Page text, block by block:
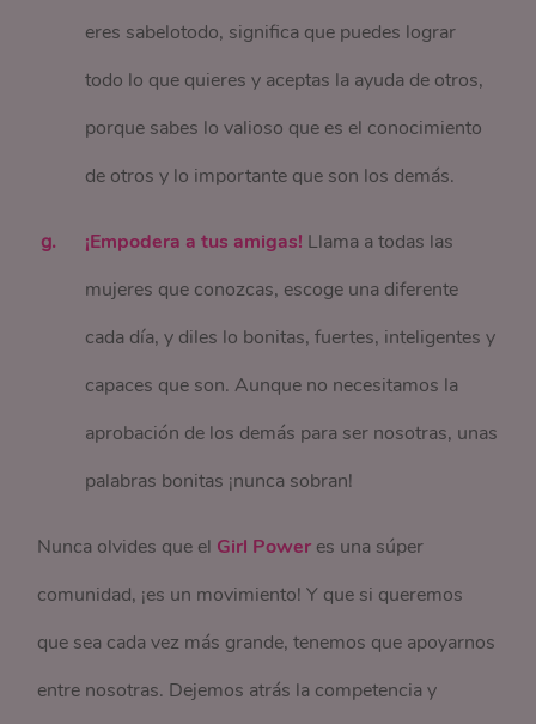
eres sabelotodo, significa que puedes lograr
todo lo que quieres y aceptas la ayuda de otros,
porque sabes lo valioso que es el conocimiento
de otros y lo importante que son los demás.
¡Empodera a tus amigas! Llama a todas las
mujeres que conozcas, escoge una diferente
cada día, y diles lo bonitas, fuertes, inteligentes y
capaces que son. Aunque no necesitamos la
aprobación de los demás para ser nosotras, unas
palabras bonitas ¡nunca sobran!
Nunca olvides que el Girl Power es una súper
comunidad, ¡es un movimiento! Y que si queremos
que sea cada vez más grande, tenemos que apoyarnos
entre nosotras. Dejemos atrás la competencia y